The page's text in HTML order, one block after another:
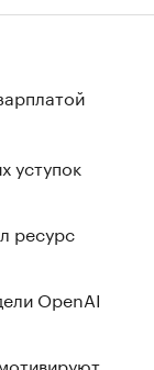
уступок
ресурс
OpenAI